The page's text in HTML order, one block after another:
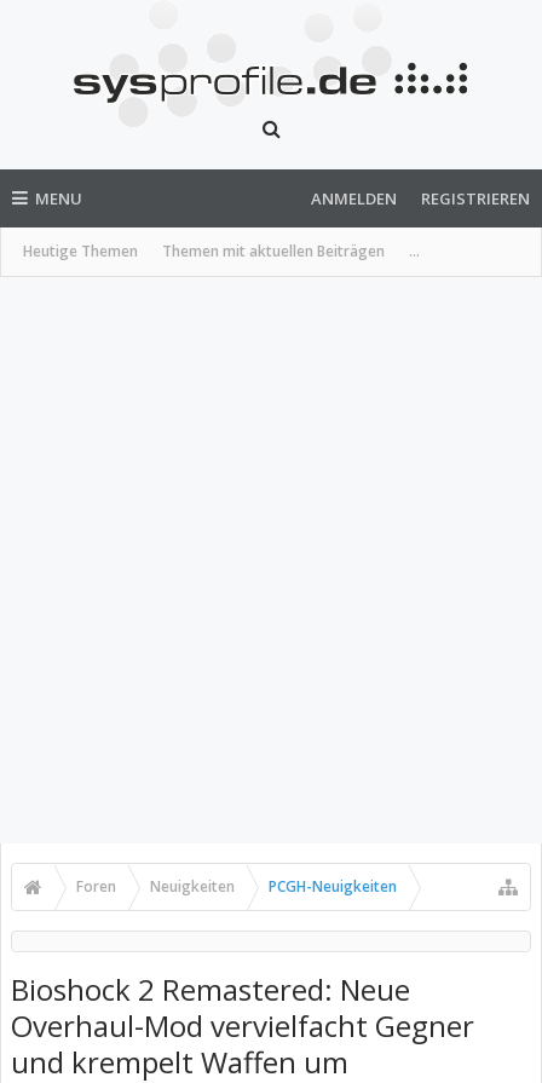
MENU
Heutige Themen Themen mit aktuellen Beiträgen ...
ANMELDEN REGISTRIEREN
Foren Neuigkeiten PCGH-Neuigkeiten
Bioshock 2 Remastered: Neue
Overhaul-Mod vervielfacht Gegner
und krempelt Waffen um